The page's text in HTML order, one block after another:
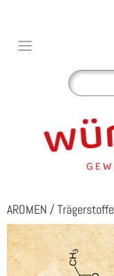
AROMEN /Trägerstoffe